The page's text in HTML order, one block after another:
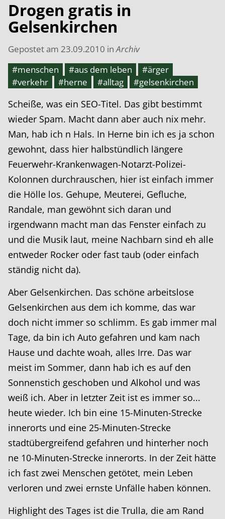
Drogen gratis in
Gelsenkirchen
Gepostet am 23.09.2010 inArchiv
#menschen
#aus dem leben
#ärger
#verkehr
#herne #alltag
#gelsenkirchen
Scheiße, was ein SEO-Titel. Das gibt bestimmt
wieder Spam. Macht dann aber auch nix mehr.
Man, hab ich n Hals. In Herne bin ich es ja schon
gewohnt, dass hier halbstündlich längere
Feuerwehr-Krankenwagen-Notarzt-Polizei-
Kolonnen durchrauschen, hier ist einfach immer
die Hölle los. Gehupe, Meuterei, Gefluche,
Randale, man gewöhnt sich daran und
irgendwann macht man das Fenster einfach zu
und die Musik laut, meine Nachbarn sind eh alle
entweder Rocker oder fast taub (oder einfach
ständig nicht da).
Aber Gelsenkirchen. Das schöne arbeitslose
Gelsenkirchen aus dem ich komme, das war
doch nicht immer so schlimm. Es gab immer mal
Tage, da bin ich Auto gefahren und kam nach
Hause und dachte woah, alles Irre. Das war
meist im Sommer, dann hab ich es auf den
Sonnenstich geschoben und Alkohol und was
weiß ich. Aber in letzter Zeit ist es immer so...
heute wieder. Ich bin eine 15-Minuten-Strecke
innerorts und eine 25-Minuten-Strecke
stadtübergreifend gefahren und hinterher noch
ne 10-Minuten-Strecke innerorts. In der Zeit hätte
ich fast zwei Menschen getötet, mein Leben
verloren und zwei ernste Unfälle haben können.
Highlight des Tages ist die Trulla, die am Rand